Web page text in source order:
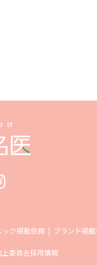
ック掲載依頼 ブランド掲
委員会採用情報